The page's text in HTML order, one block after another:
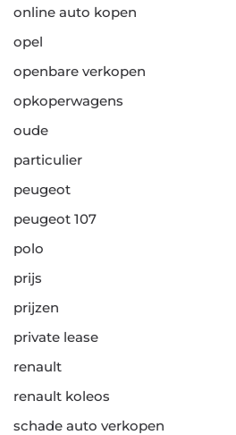
online auto kopen
opel
openbare verkopen
opkoperwagens
oude
particulier
peugeot
peugeot 107
polo
prijs
prijzen
private lease
renault
renault koleos
schade auto verkopen